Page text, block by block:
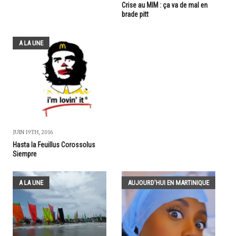
Crise au MIM : ça va de mal en
brade pitt
A LA UNE
JUIN 19TH, 2016
Hasta la Feuillus Corossolus
Siempre
A LA UNE AUJOURD'HUI EN MARTINIQUE